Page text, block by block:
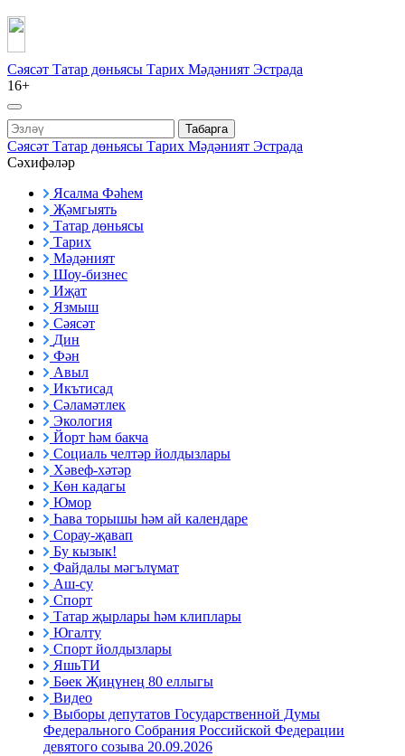
Сәясәт Татар дөньясы Тарих Мәдәният Эстрада
16+
Табарга
Сәясәт Татар дөньясы Тарих Мәдәният Эстрада
Сәхифәләр
Ясалма Фәһем
Җәмгыять
Татар дөньясы
Тарих
Мәдәният
Шоу-бизнес
Иҗат
Язмыш
Сәясәт
Дин
Фән
Авыл
Икътисад
Сәламәтлек
Экология
Йорт һәм бакча
Социаль челтәр йолдызлары
Хәвеф-хәтәр
Көн кадагы
Юмор
Һава торышы һәм ай календаре
Сорау-җавап
Бу кызык!
Файдалы мәгълүмат
Аш-су
Спорт
Татар җырлары һәм клиплары
Югалту
Спорт йолдызлары
ЯшьТИ
Бөек Җиңүнең 80 еллыгы
Видео
Выборы депутатов Государственной Думы
Федерального Собрания Российской Федерации
девятого созыва 20.09.2026